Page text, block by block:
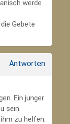
werde.
Gebete
Antworten
Ein junger
sein.
zu helfen.